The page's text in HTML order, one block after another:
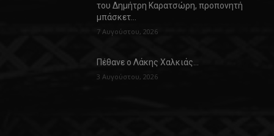
του Δημήτρη Καρατσώρη, προπονητή
μπάσκετ…
7 Αυγούστου, 2026
Πέθανε ο Λάκης Χαλκιάς…
3 Αυγούστου, 2026